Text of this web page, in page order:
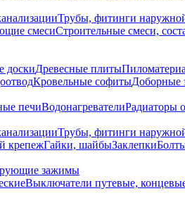
Трубы, фитинги
смесиСтроительные смеси,
доскиДревесные плиты
Кровельные софитыДоборные
печиВодонагревателиРадиаторы
Трубы, фитинги
крепежГайки, шайбыЗаклепки
зажимы
Выключатели путевые,